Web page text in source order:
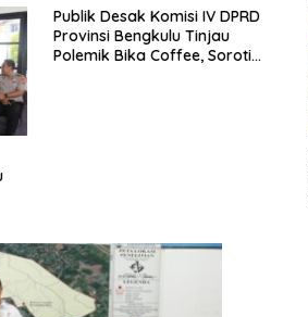
Publik Desak Komisi IV DPRD
Provinsi Bengkulu Tinjau
Polemik Bika Coffee, Soroti